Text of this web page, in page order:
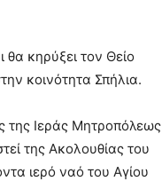
θα κηρύξει τον Θείο
κοινότητα Σπήλια.
της Ιεράς Μητροπόλεως
της Ακολουθίας του
ιερό ναό του Αγίου